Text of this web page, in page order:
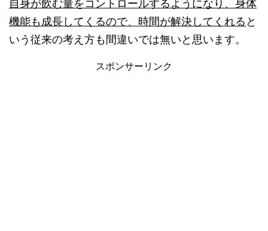
自身が飲む量をコントロールするようになり、身体
機能も成長してくるので、時間が解決してくれる と
いう従来の考え方も間違いでは無いと思います。
スポンサーリンク